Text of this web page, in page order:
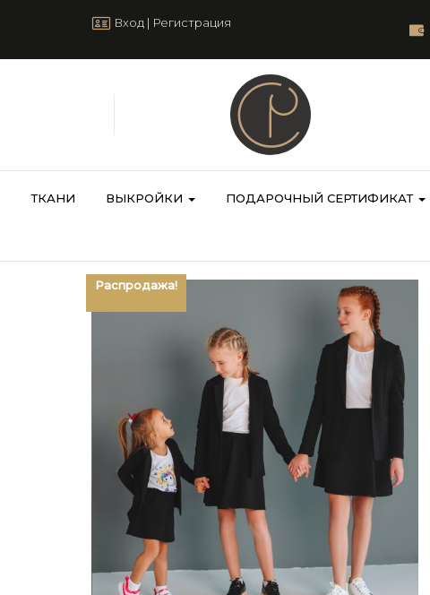
Вход | Регистрация
ТКАНИ ВЫКРОЙКИ ПОДАРОЧНЫЙ СЕРТИФИКАТ
Распродажа!